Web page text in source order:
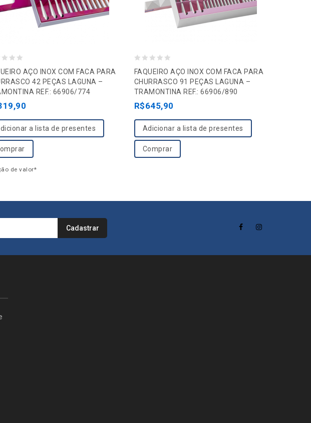
AÇO INOX COM FACA PARA
42 PEÇAS LAGUNA –
REF.: 66906/774
a lista de presentes
o
t
5
FAQUEIRO AÇO INOX COM FACA PARA
CHURRASCO 91 PEÇAS LAGUNA –
TRAMONTINA REF.: 66906/890
R$645,90
Adicionar a lista de presentes
Comprar
de valor*